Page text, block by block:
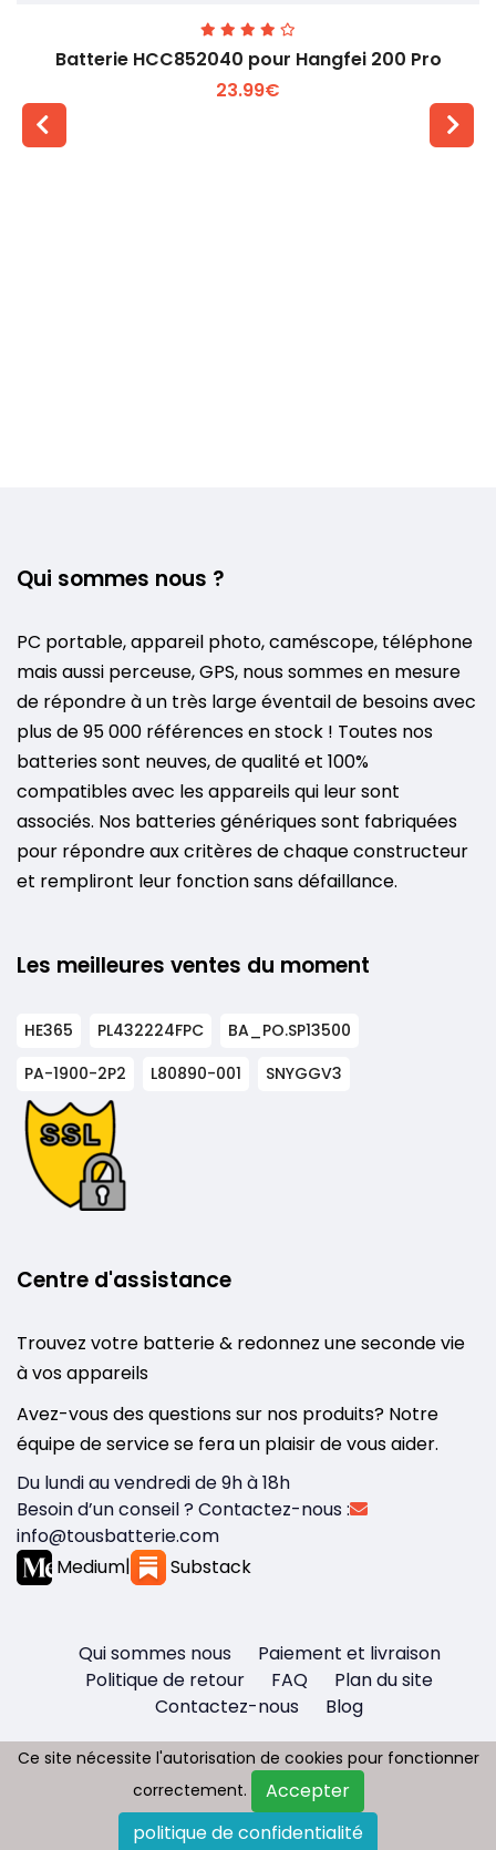
Batterie HCC852040 pour Hangfei 200 Pro
23.99€
Qui sommes nous ?
PC portable, appareil photo, caméscope, téléphone
mais aussi perceuse, GPS, nous sommes en mesure
de répondre à un très large éventail de besoins avec
plus de 95 000 références en stock ! Toutes nos
batteries sont neuves, de qualité et 100%
compatibles avec les appareils qui leur sont
associés. Nos batteries génériques sont fabriquées
pour répondre aux critères de chaque constructeur
et rempliront leur fonction sans défaillance.
Les meilleures ventes du moment
HE365 PL432224FPC
BA_PO.SP13500
PA-1900-2P2
L80890-001 SNYGGV3
Centre d'assistance
Trouvez votre batterie & redonnez une seconde vie
à vos appareils
Avez-vous des questions sur nos produits? Notre
équipe de service se fera un plaisir de vous aider.
Du lundi au vendredi de 9h à 18h
Besoin d’un conseil ? Contactez-nous :
info@tousbatterie.com
Medium| Substack
Qui sommes nous
Paiement et livraison
Politique de retour
FAQ
Plan du site
Contactez-nous
Blog
Copyright © 2026 - Tous droit réservés
Tousbatterie.com
Ce site nécessite l'autorisation de cookies pour fonctionner
correctement.
Accepter
politique de confidentialité
Ce site nécessite l'autorisation de cookies pour fonctionner
correctement.
Accepter
politique de confidentialité